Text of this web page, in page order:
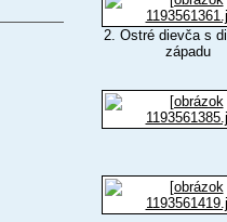
2. Ostré dievča s
západu